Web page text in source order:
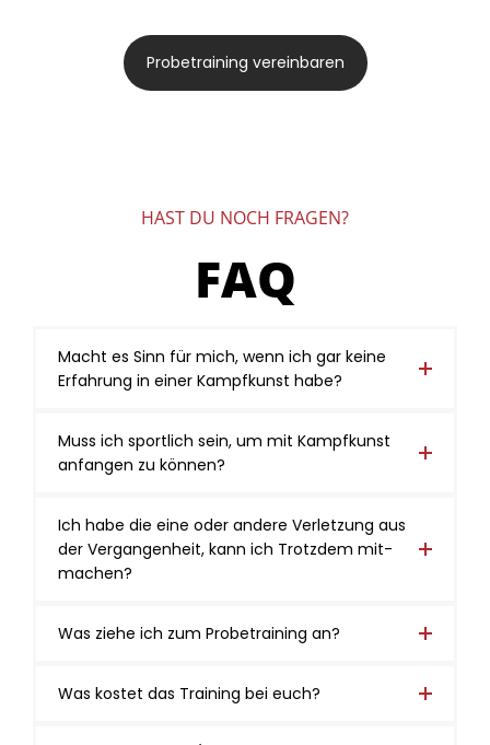
Pro­be­trai­ning ver­ein­ba­ren
HAST DU NOCH FRAGEN?
FAQ
Macht es Sinn für mich, wenn ich gar kei­ne
Er­fah­rung in ei­ner Kampf­kunst habe?
Muss ich sport­lich sein, um mit Kampf­kunst
an­fan­gen zu kön­nen?
Ich habe die eine oder an­de­re Ver­let­zung aus
der Ver­gan­gen­heit, kann ich Trotz­dem mit­
ma­chen?
Was zie­he ich zum Pro­be­trai­ning an?
Was kos­tet das Trai­ning bei euch?